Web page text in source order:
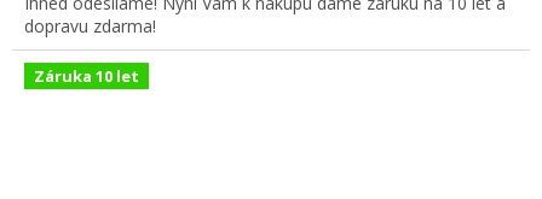
dopravu zdarma!
Záruka 10 let